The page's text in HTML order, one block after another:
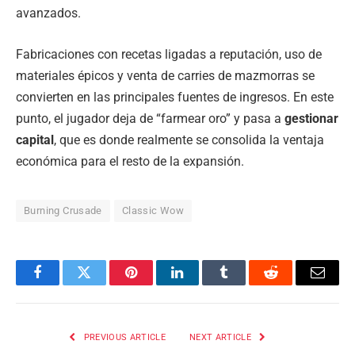
avanzados.
Fabricaciones con recetas ligadas a reputación, uso de
materiales épicos y venta de carries de mazmorras se
convierten en las principales fuentes de ingresos. En este
punto, el jugador deja de “farmear oro” y pasa a gestionar
capital, que es donde realmente se consolida la ventaja
económica para el resto de la expansión.
Burning Crusade Classic Wow
FacebookTwitter PinterestLinkedInTumblr Reddit Email
PREVIOUS ARTICLE NEXT ARTICLE